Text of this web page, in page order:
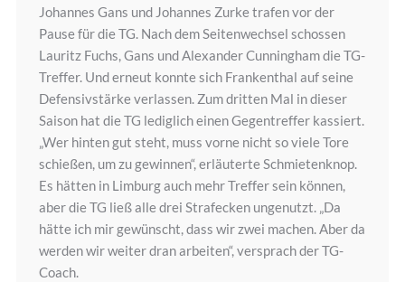
Johannes Gans und Johannes Zurke trafen vor der
Pause für die TG. Nach dem Seitenwechsel schossen
Lauritz Fuchs, Gans und Alexander Cunningham die TG-
Treffer. Und erneut konnte sich Frankenthal auf seine
Defensivstärke verlassen. Zum dritten Mal in dieser
Saison hat die TG lediglich einen Gegentreffer kassiert.
„Wer hinten gut steht, muss vorne nicht so viele Tore
schießen, um zu gewinnen“, erläuterte Schmietenknop.
Es hätten in Limburg auch mehr Treffer sein können,
aber die TG ließ alle drei Strafecken ungenutzt. „Da
hätte ich mir gewünscht, dass wir zwei machen. Aber da
werden wir weiter dran arbeiten“, versprach der TG-
Coach.